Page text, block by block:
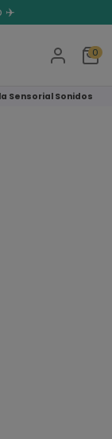
✈️
0
Sensorial Sonidos